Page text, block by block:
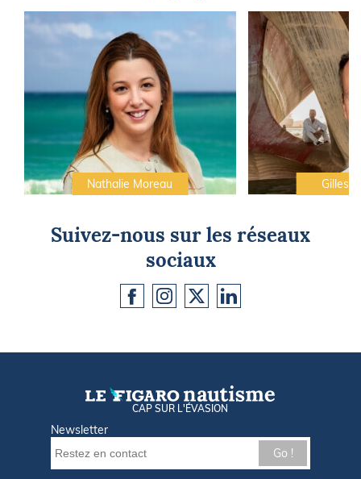
Nathalie Moreau Gilles
Suivez-nous sur les réseaux
sociaux
CAP SUR L'ÉVASION
Newsletter
Go !